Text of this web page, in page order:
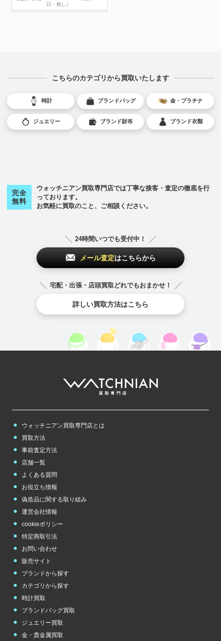
日：無し）
こちらのカテゴリから買取いたします
時計 ブランドバッグ 金・プラチナ
ジュエリー ブランド財布 ブランド衣類
完全
無料
ウォッチニアン買取専門店では丁寧な接客・査定の徹底を行
っております。
お気軽に買取のこと、ご相談ください。
24時間いつでも受付中！
メール査定はこちらから
宅配・出張・店頭買取どれでもおまかせ！
詳しい買取方法はこちら
ウォッチニアン買取専門店とは
買取方法
事前査定方法
店舗一覧
よくある質問
お役立ち情報
偽造品に関する取り組み
運営会社情報
cookieポリシー
特定商取引法
お問い合わせ
販売サイト
ブランドから探す
カテゴリから探す
時計買取
ブランドバッグ買取
ジュエリー買取
金・貴金属買取